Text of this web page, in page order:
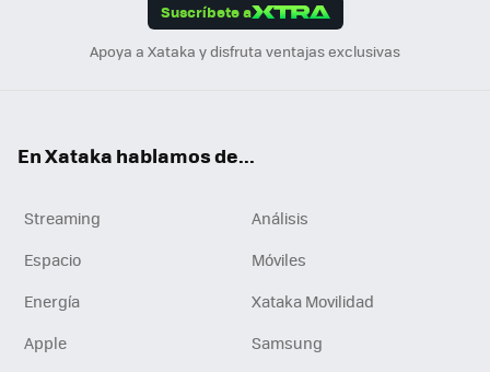
Suscríbete a
Apoya a Xataka y disfruta ventajas exclusivas
En Xataka hablamos de...
Streaming
Análisis
Espacio
Móviles
Energía
Xataka Movilidad
Apple
Samsung